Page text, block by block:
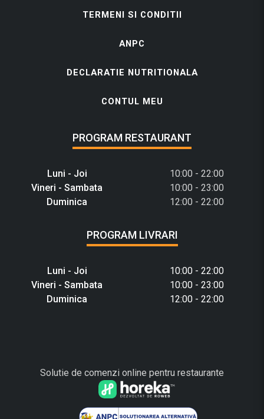
TERMENI SI CONDITII
ANPC
DECLARATIE NUTRITIONALA
CONTUL MEU
PROGRAM RESTAURANT
Luni - Joi
10:00 - 22:00
Vineri - Sambata
10:00 - 23:00
Duminica
12:00 - 22:00
PROGRAM LIVRARI
Luni - Joi
10:00 - 22:00
Vineri - Sambata
10:00 - 23:00
Duminica
12:00 - 22:00
Solutie de comenzi online pentru restaurante